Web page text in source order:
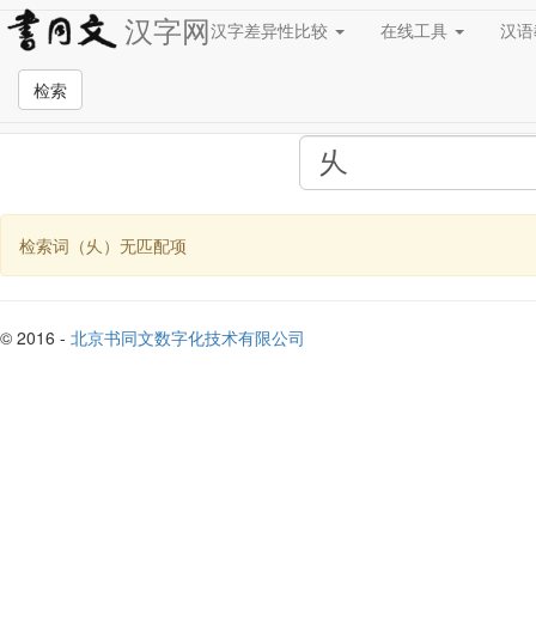
汉字网汉字差异性比较 在线工具 汉
检索
全站检索页面
检索词（乆）无匹配项
© 2016 - 北京书同文数字化技术有限公司